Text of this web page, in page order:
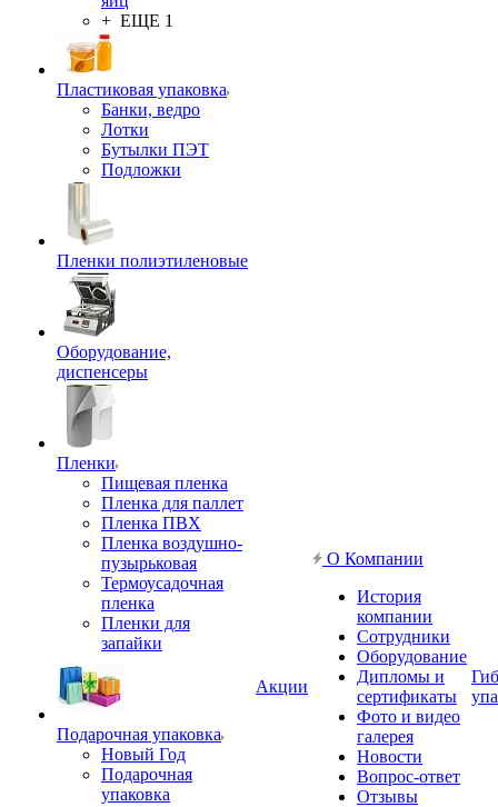
+ ЕЩЕ 1
Пластиковая упаковка
Банки, ведро
Лотки
Бутылки ПЭТ
Подложки
Пленки полиэтиленовые
Оборудование,
диспенсеры
Пленки
Пищевая пленка
Пленка для паллет
Пленка ПВХ
Пленка воздушно-
пузырьковая
Термоусадочная
пленка
Пленки для
запайки
Подарочная упаковка
Новый Год
Подарочная
упаковка
Акции
О Компании
История
компании
Сотрудники
Оборудование
Дипломы и
сертификаты
Фото и видео
галерея
Новости
Вопрос-ответ
Отзывы